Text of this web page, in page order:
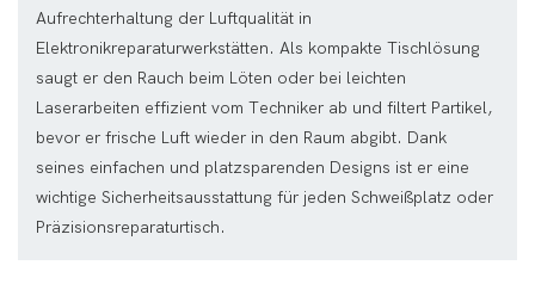
Aufrechterhaltung der Luftqualität in
Elektronikreparaturwerkstätten. Als kompakte Tischlösung
saugt er den Rauch beim Löten oder bei leichten
Laserarbeiten effizient vom Techniker ab und filtert Partikel,
bevor er frische Luft wieder in den Raum abgibt. Dank
seines einfachen und platzsparenden Designs ist er eine
wichtige Sicherheitsausstattung für jeden Schweißplatz oder
Präzisionsreparaturtisch.